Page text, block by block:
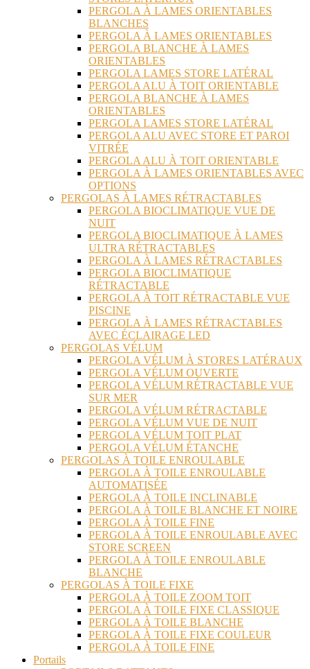
PERGOLA À LAMES ORIENTABLES
BLANCHES
PERGOLA À LAMES ORIENTABLES
PERGOLA BLANCHE À LAMES
ORIENTABLES
PERGOLA LAMES STORE LATÉRAL
PERGOLA ALU À TOIT ORIENTABLE
PERGOLA BLANCHE À LAMES
ORIENTABLES
PERGOLA LAMES STORE LATÉRAL
PERGOLA ALU AVEC STORE ET PAROI
VITRÉE
PERGOLA ALU À TOIT ORIENTABLE
PERGOLA À LAMES ORIENTABLES AVEC
OPTIONS
PERGOLAS À LAMES RÉTRACTABLES
PERGOLA BIOCLIMATIQUE VUE DE
NUIT
PERGOLA BIOCLIMATIQUE À LAMES
ULTRA RÉTRACTABLES
PERGOLA À LAMES RÉTRACTABLES
PERGOLA BIOCLIMATIQUE
RÉTRACTABLE
PERGOLA À TOIT RÉTRACTABLE VUE
PISCINE
PERGOLA À LAMES RÉTRACTABLES
AVEC ÉCLAIRAGE LED
PERGOLAS VÉLUM
PERGOLA VÉLUM À STORES LATÉRAUX
PERGOLA VÉLUM OUVERTE
PERGOLA VÉLUM RÉTRACTABLE VUE
SUR MER
PERGOLA VÉLUM RÉTRACTABLE
PERGOLA VÉLUM VUE DE NUIT
PERGOLA VÉLUM TOIT PLAT
PERGOLA VÉLUM ÉTANCHE
PERGOLAS À TOILE ENROULABLE
PERGOLA À TOILE ENROULABLE
AUTOMATISÉE
PERGOLA À TOILE INCLINABLE
PERGOLA À TOILE BLANCHE ET NOIRE
PERGOLA À TOILE FINE
PERGOLA À TOILE ENROULABLE AVEC
STORE SCREEN
PERGOLA À TOILE ENROULABLE
BLANCHE
PERGOLAS À TOILE FIXE
PERGOLA À TOILE ZOOM TOIT
PERGOLA À TOILE FIXE CLASSIQUE
PERGOLA À TOILE BLANCHE
PERGOLA À TOILE FIXE COULEUR
PERGOLA À TOILE FINE
Portails